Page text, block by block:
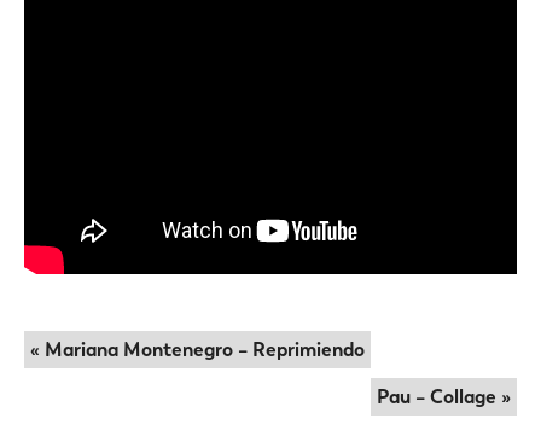
« Mariana Montenegro – Reprimiendo
Pau – Collage »